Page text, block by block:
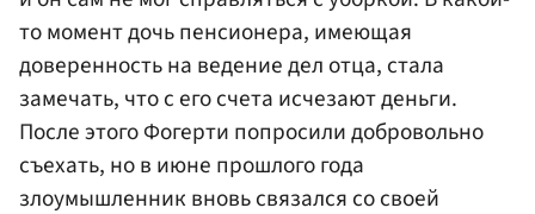
то момент дочь пенсионера, имеющая
доверенность на ведение дел отца, стала
замечать, что с его счета исчезают деньги.
После этого Фогерти попросили добровольно
съехать, но в июне прошлого года
злоумышленник вновь связался со своей